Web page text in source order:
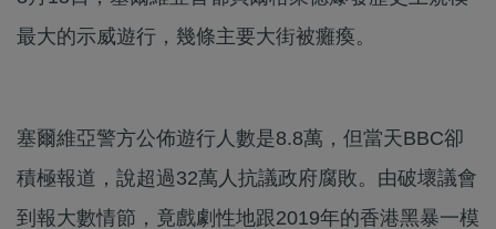
最大的示威遊行，幾條主要大街被癱瘓。
塞爾維亞警方公佈遊行人數是8.8萬，但當天BBC卻
積極報道，說超過32萬人抗議政府腐敗。由破壞議會
到報大數情節，竟戲劇性地跟2019年的香港黑暴一模